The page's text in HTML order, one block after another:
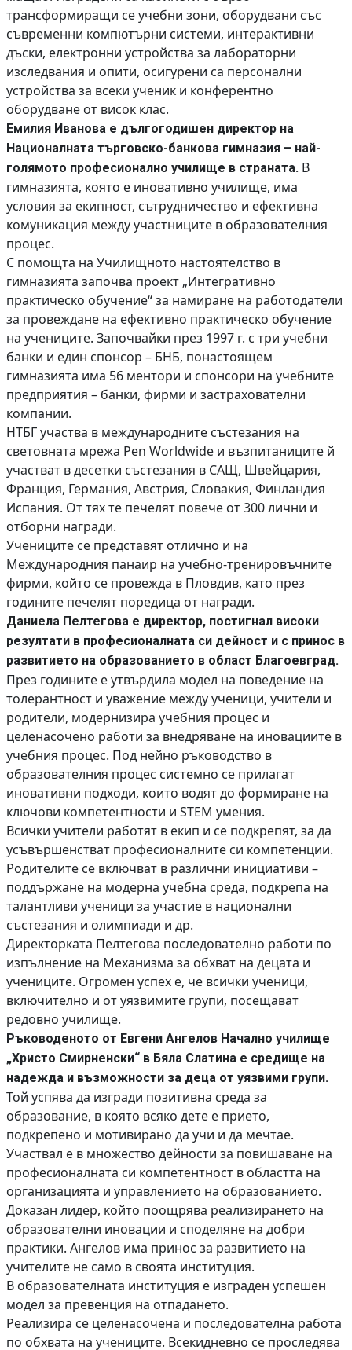
трансформиращи се учебни зони, оборудвани със
съвременни компютърни системи, интерактивни
дъски, електронни устройства за лабораторни
изследвания и опити, осигурени са персонални
устройства за всеки ученик и конферентно
оборудване от висок клас.
Емилия Иванова е дългогодишен директор на
Националната търговско-банкова гимназия – най-
голямото професионално училище в страната.В
гимназията, която е иновативно училище, има
условия за екипност, сътрудничество и ефективна
комуникация между участниците в образователния
процес.
С помощта на Училищното настоятелство в
гимназията започва проект „Интегративно
практическо обучение“ за намиране на работодатели
за провеждане на ефективно практическо обучение
на учениците. Започвайки през 1997 г. с три учебни
банки и един спонсор – БНБ, понастоящем
гимназията има 56 ментори и спонсори на учебните
предприятия – банки, фирми и застрахователни
компании.
НТБГ участва в международните състезания на
световната мрежа Pen Worldwide и възпитаниците й
участват в десетки състезания в САЩ, Швейцария,
Франция, Германия, Австрия, Словакия, Финландия
Испания. От тях те печелят повече от 300 лични и
отборни награди.
Учениците се представят отлично и на
Международния панаир на учебно-тренировъчните
фирми, който се провежда в Пловдив, като през
годините печелят поредица от награди.
Даниела Пелтегова е директор, постигнал високи
резултати в професионалната си дейност и с принос в
развитието на образованието в област Благоевград.
През годините е утвърдила модел на поведение на
толерантност и уважение между ученици, учители и
родители, модернизира учебния процес и
целенасочено работи за внедряване на иновациите в
учебния процес. Под нейно ръководство в
образователния процес системно се прилагат
иновативни подходи, които водят до формиране на
ключови компетентности и STEM умения.
Всички учители работят в екип и се подкрепят, за да
усъвършенстват професионалните си компетенции.
Родителите се включват в различни инициативи –
поддържане на модерна учебна среда, подкрепа на
талантливи ученици за участие в национални
състезания и олимпиади и др.
Директорката Пелтегова последователно работи по
изпълнение на Механизма за обхват на децата и
учениците. Огромен успех е, че всички ученици,
включително и от уязвимите групи, посещават
редовно училище.
Ръководеното от Евгени Ангелов Начално училище
„Христо Смирненски“ в Бяла Слатина е средище на
надежда и възможности за деца от уязвими групи.
Той успява да изгради позитивна среда за
образование, в която всяко дете е прието,
подкрепено и мотивирано да учи и да мечтае.
Участвал е в множество дейности за повишаване на
професионалната си компетентност в областта на
организацията и управлението на образованието.
Доказан лидер, който поощрява реализирането на
образователни иновации и споделяне на добри
практики. Ангелов има принос за развитието на
учителите не само в своята институция.
В образователната институция е изграден успешен
модел за превенция на отпадането.
Реализира се целенасочена и последователна работа
по обхвата на учениците. Всекидневно се проследява